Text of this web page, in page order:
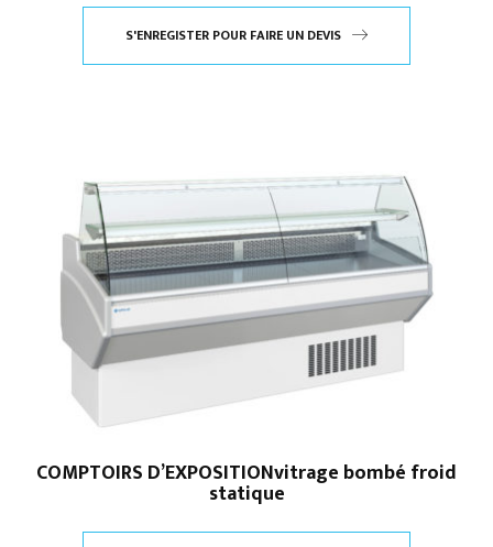
S'ENREGISTER POUR FAIRE UN DEVIS
COMPTOIRS D’EXPOSITIONvitrage bombé froid
statique